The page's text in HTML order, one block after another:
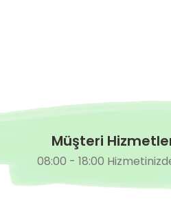
Müşteri
08:00 - 18:00